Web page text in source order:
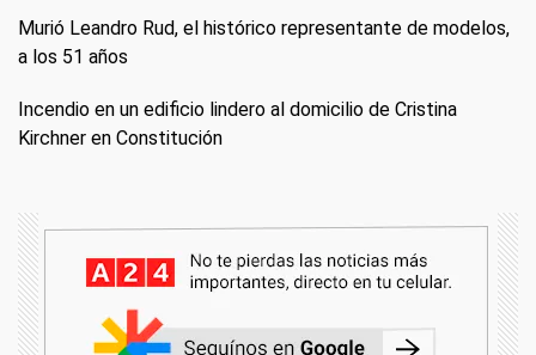
Murió Leandro Rud, el histórico representante de modelos,
a los 51 años
Incendio en un edificio lindero al domicilio de Cristina
Kirchner en Constitución